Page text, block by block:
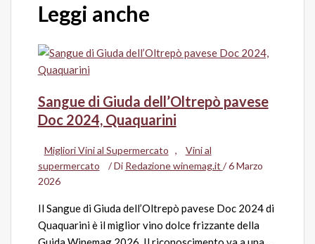
Leggi anche
Sangue di Giuda dell’Oltrepò pavese
Doc 2024, Quaquarini
Migliori Vini al Supermercato ,
Vini al
supermercato
/ Di Redazione winemag.it /6 Marzo
2026
Il Sangue di Giuda dell’Oltrepò pavese Doc 2024 di
Quaquarini è il miglior vino dolce frizzante della